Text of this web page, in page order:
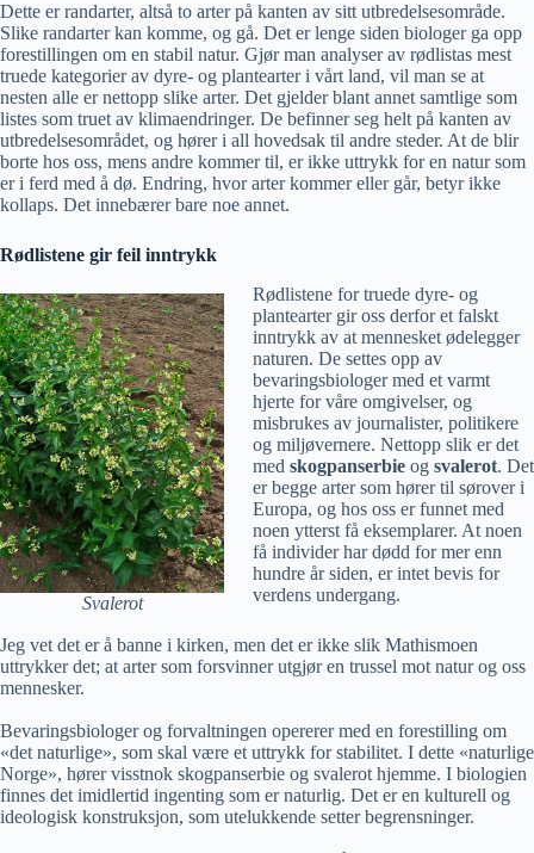
Dette er randarter, altså to arter på kanten av sitt utbredelsesområde.
Slike randarter kan komme, og gå. Det er lenge siden biologer ga opp
forestillingen om en stabil natur. Gjør man analyser av rødlistas mest
truede kategorier av dyre- og plantearter i vårt land, vil man se at
nesten alle er nettopp slike arter. Det gjelder blant annet samtlige som
listes som truet av klimaendringer. De befinner seg helt på kanten av
utbredelsesområdet, og hører i all hovedsak til andre steder. At de blir
borte hos oss, mens andre kommer til, er ikke uttrykk for en natur som
er i ferd med å dø. Endring, hvor arter kommer eller går, betyr ikke
kollaps. Det innebærer bare noe annet.
Rødlistene gir feil inntrykk
Svalerot
Rødlistene for truede dyre- og
plantearter gir oss derfor et falskt
inntrykk av at mennesket ødelegger
naturen. De settes opp av
bevaringsbiologer med et varmt
hjerte for våre omgivelser, og
misbrukes av journalister, politikere
og miljøvernere. Nettopp slik er det
med skogpanserbie og svalerot. Det
er begge arter som hører til sørover i
Europa, og hos oss er funnet med
noen ytterst få eksemplarer. At noen
få individer har dødd for mer enn
hundre år siden, er intet bevis for
verdens undergang.
Jeg vet det er å banne i kirken, men det er ikke slik Mathismoen
uttrykker det; at arter som forsvinner utgjør en trussel mot natur og oss
mennesker.
Bevaringsbiologer og forvaltningen opererer med en forestilling om
«det naturlige», som skal være et uttrykk for stabilitet. I dette «naturlige
Norge», hører visstnok skogpanserbie og svalerot hjemme. I biologien
finnes det imidlertid ingenting som er naturlig. Det er en kulturell og
ideologisk konstruksjon, som utelukkende setter begrensninger.